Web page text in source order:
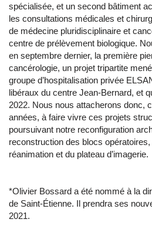
spécialisée, et un second bâtiment
les consultations médicales et
de médecine pluridisciplinaire et
centre de prélèvement biologique.
en septembre dernier, la première
cancérologie, un projet tripartite
groupe d’hospitalisation privée
libéraux du centre Jean-Bernard, et
2022. Nous nous attacherons donc,
années, à faire vivre ces projets
poursuivant notre reconfiguration
reconstruction des blocs
réanimation et du plateau d’imagerie.
*Olivier Bossard a été nommé à la
de Saint-Étienne. Il prendra ses
2021.